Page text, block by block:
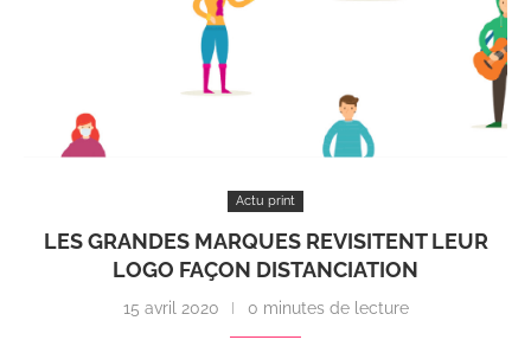
Actu print
LES GRANDES MARQUES REVISITENT LEUR
LOGO FAÇON DISTANCIATION
15 avril 2020 0 minutes de lecture